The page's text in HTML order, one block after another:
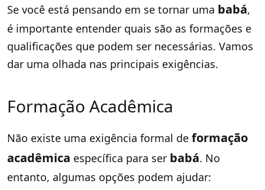
Se você está pensando em se tornar uma babá,
é importante entender quais são as formações e
qualificações que podem ser necessárias. Vamos
dar uma olhada nas principais exigências.
Formação Acadêmica
Não existe uma exigência formal de formação
acadêmica específica para ser babá. No
entanto, algumas opções podem ajudar: